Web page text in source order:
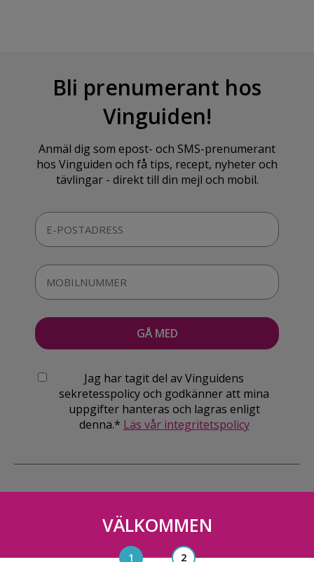
Bli prenumerant hos
Vinguiden!
Anmäl dig som epost- och SMS-prenumerant
hos Vinguiden och få tips, recept, nyheter och
tävlingar - direkt till din mejl och mobil.
Jag har tagit del av Vinguidens
sekretesspolicy och godkänner att mina
uppgifter hanteras och lagras enligt
denna.* Läs vår integritetspolicy
Vinguiden Nordic AB
VÄLKOMMEN